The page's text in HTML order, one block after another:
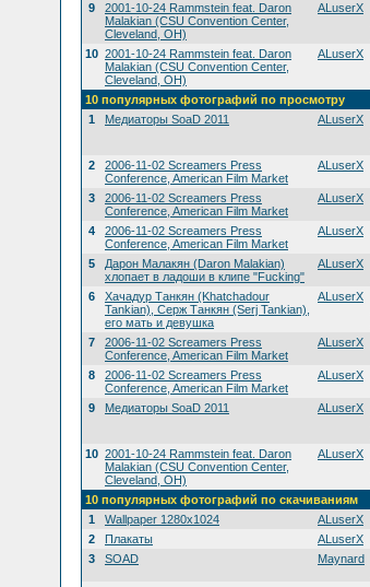
9
2001-10-24 Rammstein feat. Daron
Malakian (CSU Convention Center,
Cleveland, OH)
ALuserX
10 2001-10-24 Rammstein feat. Daron
Malakian (CSU Convention Center,
Cleveland, OH)
ALuserX
10 популярных фотографий по просмотру
1
Медиаторы SoaD 2011 ALuserX
2
2006-11-02 Screamers Press
Conference, American Film Market
ALuserX
3
2006-11-02 Screamers Press
Conference, American Film Market
ALuserX
4
2006-11-02 Screamers Press
Conference, American Film Market
ALuserX
5
Дарон Малакян (Daron Malakian)
хлопает в ладоши в клипе "Fucking"
ALuserX
6
Хачадур Танкян (Khatchadour
Tankian), Серж Танкян (Serj Tankian),
его мать и девушка
ALuserX
7
2006-11-02 Screamers Press
Conference, American Film Market
ALuserX
8
2006-11-02 Screamers Press
Conference, American Film Market
ALuserX
9 Медиаторы SoaD 2011 ALuserX
10 2001-10-24 Rammstein feat. Daron
Malakian (CSU Convention Center,
Cleveland, OH)
ALuserX
10 популярных фотографий по скачиваниям
1
Wallpaper 1280x1024 ALuserX
2
Плакаты ALuserX
3
SOAD Maynard